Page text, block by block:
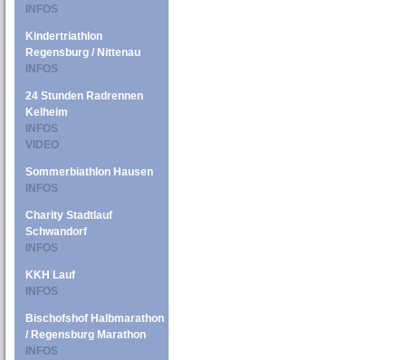
INFOS
Kindertriathlon
Regensburg / Nittenau
INFOS
24 Stunden Radrennen
Kelheim
INFOS
VIDEO
Sommerbiathlon Hausen
INFOS
Charity Stadtlauf
Schwandorf
INFOS
KKH Lauf
INFOS
Bischofshof Halbmarathon
/ Regensburg Marathon
INFOS